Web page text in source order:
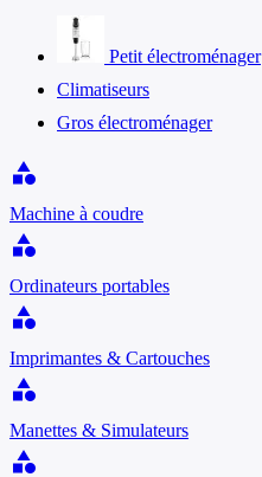
Petit électroménager
Climatiseurs
Gros électroménager
category
Machine à coudre
category
Ordinateurs portables
category
Imprimantes & Cartouches
category
Manettes & Simulateurs
category